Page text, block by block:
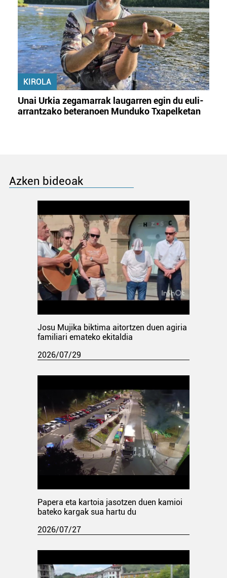
KIROLA
Unai Urkia zegamarrak laugarren egin du euli-
arrantzako beteranoen Munduko Txapelketan
Azken bideoak
Josu Mujika biktima aitortzen duen agiria
familiari emateko ekitaldia
2026/07/29
Papera eta kartoia jasotzen duen kamioi
bateko kargak sua hartu du
2026/07/27